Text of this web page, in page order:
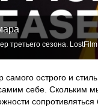
третьего сезона.
острого и
себе. Скольким